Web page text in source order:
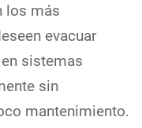
los más
evacuar
sistemas
sin
mantenimiento.